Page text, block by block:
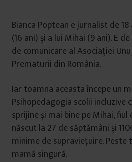
Bianca Poptean e jurnalist de
(16 ani) și a lui Mihai (9 ani). E
de comunicare al Asociației
Prematurii din România.
Iar toamna aceasta începe un
Psihopedagogia scolii incluzive
sprijine și mai bine pe Mihai, fiul
născut la 27 de săptămâni și
minime de supraviețuire. Peste
mamă singură.